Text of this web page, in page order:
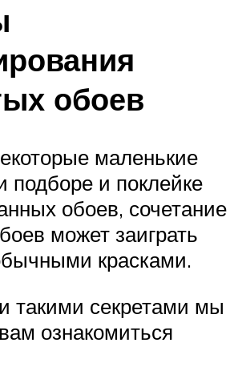
обоев
маленькие
подборе и поклейке
обоев, сочетание
может заиграть
красками.
такими секретами мы
ознакомиться